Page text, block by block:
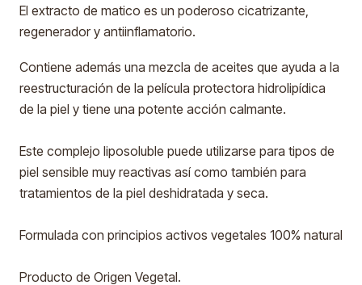
El extracto de matico es un poderoso cicatrizante,
regenerador y antiinflamatorio.
Contiene además una mezcla de aceites que ayuda a la
reestructuración de la película protectora hidrolipídica
de la piel y tiene una potente acción calmante.
Este complejo liposoluble puede utilizarse para tipos de
piel sensible muy reactivas así como también para
tratamientos de la piel deshidratada y seca.
Formulada con principios activos vegetales 100% natural
Producto de Origen Vegetal.